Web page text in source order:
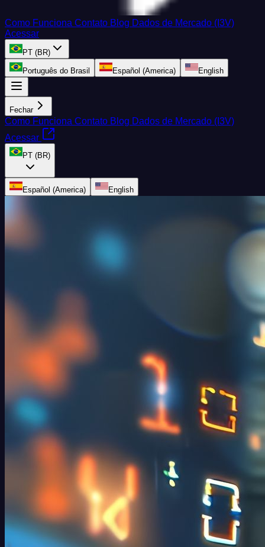
Como Funciona Contato Blog Dados de Mercado (I3V)
Acessar
PT (BR)
Português do Brasil Español (America) English
Fechar
Como Funciona Contato Blog Dados de Mercado (I3V)
Acessar
PT (BR)
Español (America) English